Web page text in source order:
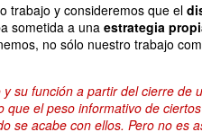
trabajo y consideremos que el
sometida a unaestrategia
no sólo nuestro trabajo
su función a partir del cierre de
que el peso informativo de
se acabe con ellos. Pero no es